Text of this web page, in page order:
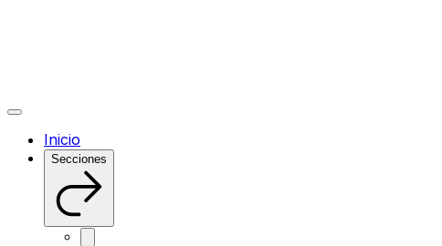
Inicio
Secciones